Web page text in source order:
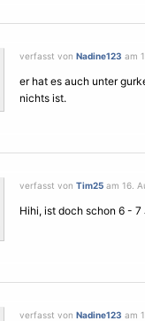
verfasst von Nadine123 am
er hat es auch unter
nichts ist.
verfasst von Tim25 am 16.
Hihi, ist doch schon 6 - 7
verfasst von Nadine123 am